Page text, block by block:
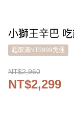
小獅王辛巴
超取滿NT$999免運
NT$2,960
NT$2,299